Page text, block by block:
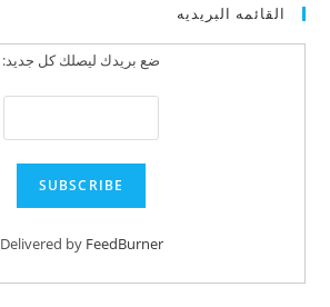
القائمه البريديه
ضع بريدك ليصلك كل جديد:
Delivered by FeedBurner